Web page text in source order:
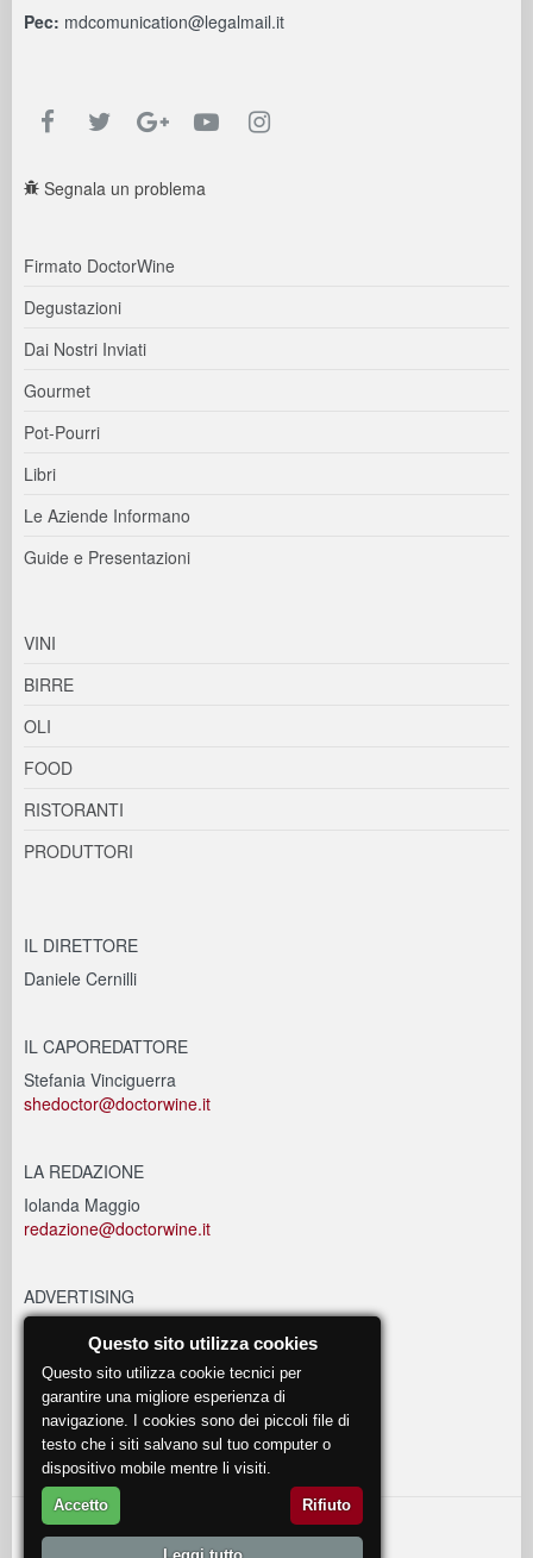
Pec: mdcomunication@legalmail.it
Segnala un problema
Firmato DoctorWine
Degustazioni
Dai Nostri Inviati
Gourmet
Pot-Pourri
Libri
Le Aziende Informano
Guide e Presentazioni
VINI
BIRRE
OLI
FOOD
RISTORANTI
PRODUTTORI
IL DIRETTORE
Daniele Cernilli
IL CAPOREDATTORE
Stefania Vinciguerra
shedoctor@doctorwine.it
LA REDAZIONE
Iolanda Maggio
redazione@doctorwine.it
ADVERTISING
EVENTI
eventi@doctorwine.it
© 2018DoctorWine.
Questo sito utilizza cookies
Questo sito utilizza cookie tecnici per
garantire una migliore esperienza di
navigazione. I cookies sono dei piccoli file di
testo che i siti salvano sul tuo computer o
dispositivo mobile mentre li visiti.
Accetto Rifiuto